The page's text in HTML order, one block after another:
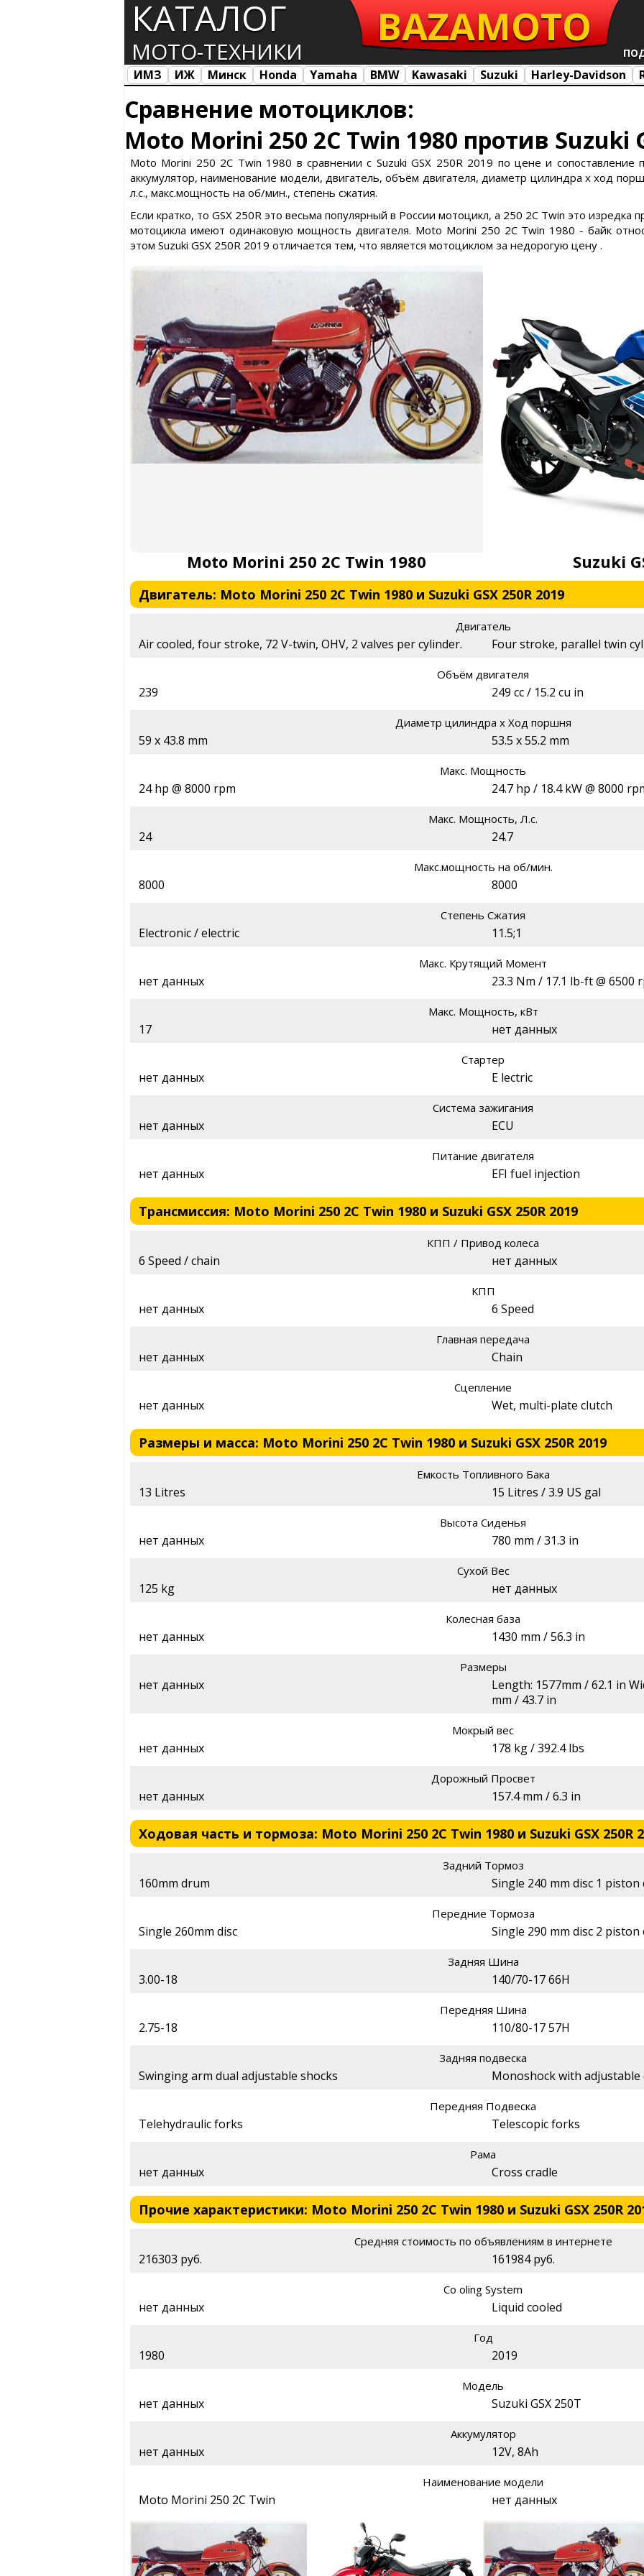
КАТАЛОГ
МОТО-ТЕХНИКИ
BAZAMOTO
ИМЗ ИЖ Минск Honda Yamaha BMW Kawasaki Suzuki Harley-Davidson
Сравнение мотоциклов:
Moto Morini 250 2C Twin 1980 против Suzuki
Moto Morini 250 2C Twin 1980 в сравнении с Suzuki GSX 250R 2019 по цене и сопоставление
аккумулятор, наименование модели, двигатель, объём двигателя, диаметр цилиндра х ход
л.с., макс.мощность на об/мин., степень сжатия.
Если кратко, то GSX 250R это весьма популярный в России мотоцикл, а 250 2C Twin это
мотоцикла имеют одинаковую мощность двигателя. Moto Morini 250 2C Twin 1980 - байк
этом Suzuki GSX 250R 2019 отличается тем, что является мотоциклом за недорогую цену .
Moto Morini 250 2C Twin 1980 Suzuki
Двигатель: Moto Morini 250 2C Twin 1980 и Suzuki GSX 250R 2019
Двигатель
Air cooled, four stroke, 72 V-twin, OHV, 2 valves per cylinder. Four stroke, parallel twin
Объём двигателя
239 249 cc / 15.2 cu in
Диаметр цилиндра х Ход поршня
59 x 43.8 mm 53.5 x 55.2 mm
Макс. Мощность
24 hp @ 8000 rpm 24.7 hp / 18.4 kW @ 8000
Макс. Мощность, Л.с.
24 24.7
Макс.мощность на об/мин.
8000 8000
Степень Сжатия
Electronic / electric 11.5;1
Макс. Крутящий Момент
нет данных 23.3 Nm / 17.1 lb-ft @ 6500
Макс. Мощность, кВт
17 нет данных
Стартер
нет данных E lectric
Система зажигания
нет данных ECU
Питание двигателя
нет данных EFI fuel injection
Трансмиссия: Moto Morini 250 2C Twin 1980 и Suzuki GSX 250R 2019
КПП / Привод колеса
6 Speed / chain нет данных
КПП
нет данных 6 Speed
Главная передача
нет данных Chain
Сцепление
нет данных Wet, multi-plate clutch
Размеры и масса: Moto Morini 250 2C Twin 1980 и Suzuki GSX 250R 2019
Емкость Топливного Бака
13 Litres 15 Litres / 3.9 US gal
Высота Сиденья
нет данных 780 mm / 31.3 in
Сухой Вес
125 kg нет данных
Колесная база
нет данных 1430 mm / 56.3 in
Размеры
нет данных
Length: 1577mm / 62.1 in
mm / 43.7 in
Мокрый вес
нет данных 178 kg / 392.4 lbs
Дорожный Просвет
нет данных 157.4 mm / 6.3 in
Ходовая часть и тормоза: Moto Morini 250 2C Twin 1980 и Suzuki GSX 250R
Задний Тормоз
160mm drum Single 240 mm disc 1 piston
Передние Тормоза
Single 260mm disc Single 290 mm disc 2 piston
Задняя Шина
3.00-18 140/70-17 66H
Передняя Шина
2.75-18 110/80-17 57H
Задняя подвеска
Swinging arm dual adjustable shocks Monoshock with adjustable
Передняя Подвеска
Telehydraulic forks Telescopic forks
Рама
нет данных Cross cradle
Прочие характеристики: Moto Morini 250 2C Twin 1980 и Suzuki GSX 250R
Средняя стоимость по объявлениям в интернете
216303 руб. 161984 руб.
Co oling System
нет данных Liquid cooled
Год
1980 2019
Модель
нет данных Suzuki GSX 250T
Аккумулятор
нет данных 12V, 8Ah
Наименование модели
Moto Morini 250 2C Twin нет данных